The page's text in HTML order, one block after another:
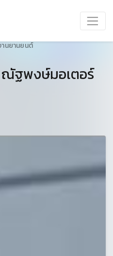
นยานยนต์
ฐพงษ์มอเตอร์